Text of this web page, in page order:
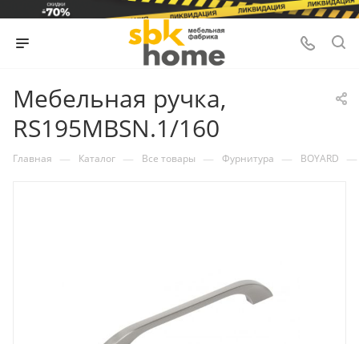
Мебельная ручка,
RS195MBSN.1/160
Главная — Каталог — Все товары — Фурнитура — BOYARD —